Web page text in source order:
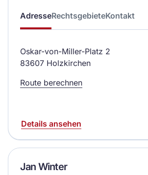
AdresseRechtsgebieteKontakt
Oskar-von-Miller-Platz 2
83607 Holzkirchen
Route berechnen
Details ansehen
Jan Winter